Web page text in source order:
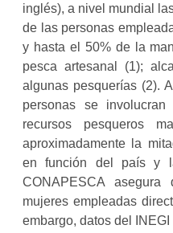
inglés), a nivel mundial
de las personas
y hasta el 50% de la
pesca artesanal (1);
algunas pesquerías (2).
personas se
recursos pesqueros
aproximadamente la
en función del país y
CONAPESCA
mujeres empleadas
embargo, datos del